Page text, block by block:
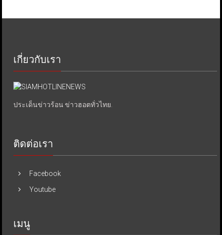
เกี่ยวกับเรา
ประเด็นข่าวร้อน ข่าวฮอตทั่วไทย.
ติดต่อเรา
Facebook
Youtube
เมนู